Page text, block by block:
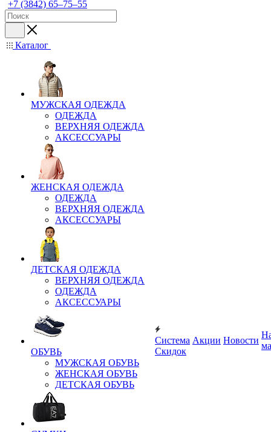
+7 (3842) 65–75–55
Каталог
МУЖСКАЯ ОДЕЖДА
ОДЕЖДА
ВЕРХНЯЯ ОДЕЖДА
АКСЕССУАРЫ
ЖЕНСКАЯ ОДЕЖДА
ОДЕЖДА
ВЕРХНЯЯ ОДЕЖДА
АКСЕССУАРЫ
ДЕТСКАЯ ОДЕЖДА
ВЕРХНЯЯ ОДЕЖДА
ОДЕЖДА
АКСЕССУАРЫ
ОБУВЬ
МУЖСКАЯ ОБУВЬ
ЖЕНСКАЯ ОБУВЬ
ДЕТСКАЯ ОБУВЬ
Система
Скидок
Акции Новости